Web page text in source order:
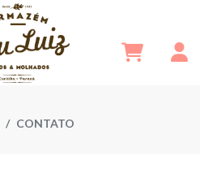
CONTATO